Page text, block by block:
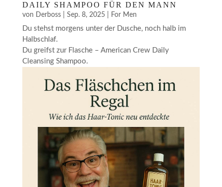
DAILY SHAMPOO FÜR DEN MANN
von Derboss| Sep. 8, 2025| For Men
Du stehst morgens unter der Dusche, noch halb im
Halbschlaf.
Du greifst zur Flasche – American Crew Daily
Cleansing Shampoo.